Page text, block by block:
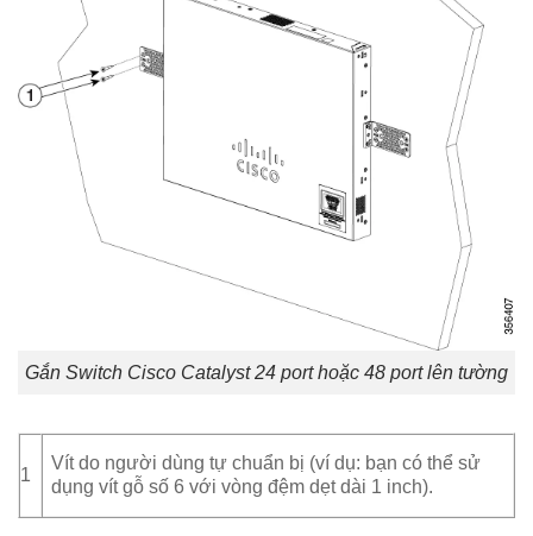
Gắn Switch Cisco Catalyst 24 port hoặc 48 port lên tường
1
Vít do người dùng tự chuẩn bị (ví dụ: bạn có thể sử
dụng vít gỗ số 6 với vòng đệm dẹt dài 1 inch).